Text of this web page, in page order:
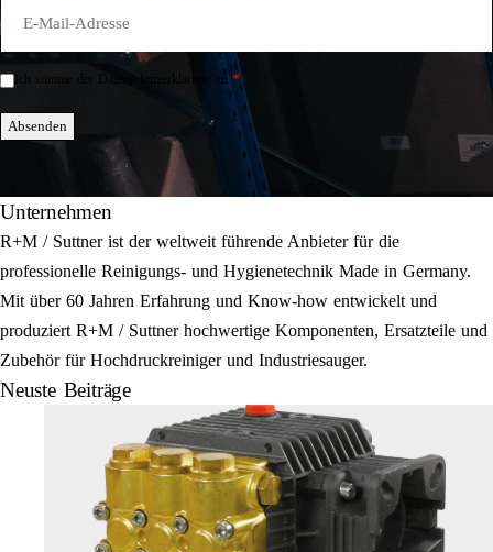
Mail
Einwilligung
Ich stimme der Datenschutzerklärung zu.*
Absenden
Unternehmen
R+M / Suttner ist der weltweit führende Anbieter für die
professionelle Reinigungs- und Hygienetechnik Made in Germany.
Mit über 60 Jahren Erfahrung und Know-how entwickelt und
produziert R+M / Suttner hochwertige Komponenten, Ersatzteile und
Zubehör für Hochdruckreiniger und Industriesauger.
Neuste Beiträge